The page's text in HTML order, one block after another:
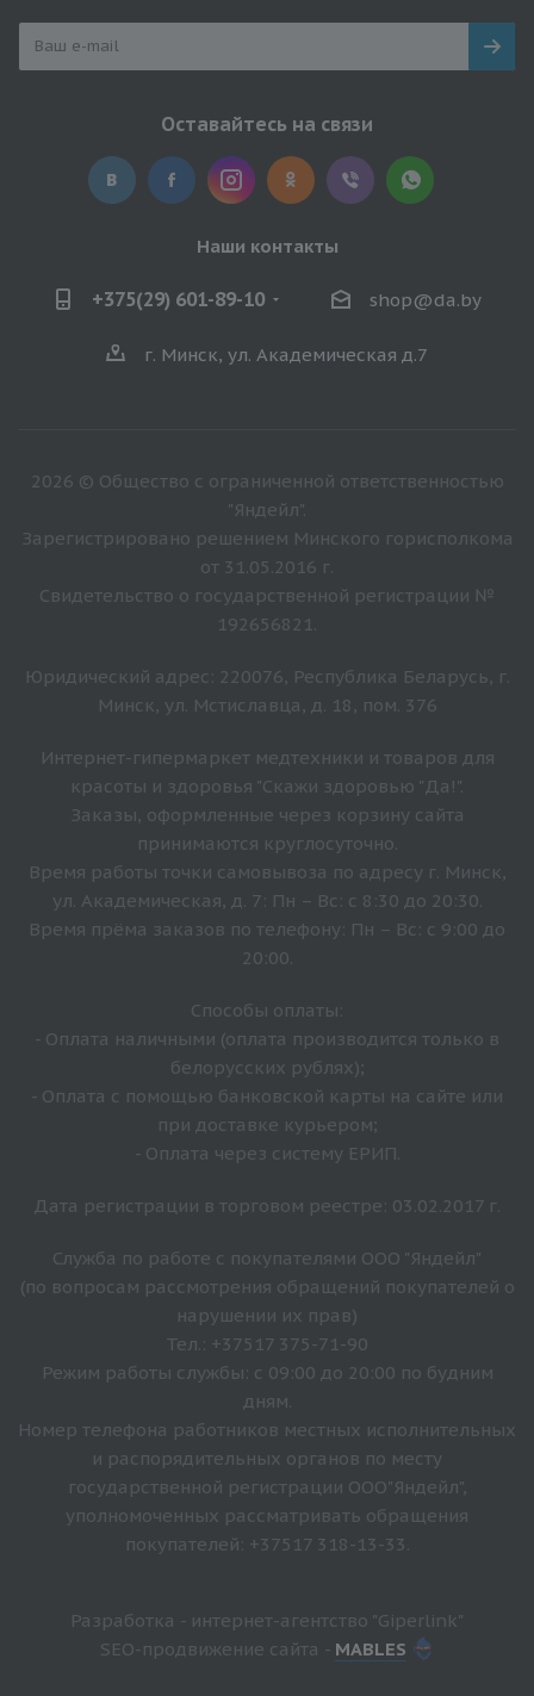
Оставайтесь на связи
Наши контакты
+375(29) 601-89-10 shop@da.by
г. Минск, ул. Академическая д.7
2026 © Общество с ограниченной ответственностью
"Яндейл".
Зарегистрировано решением Минского горисполкома
от 31.05.2016 г.
Свидетельство о государственной регистрации №
192656821.
Юридический адрес: 220076, Республика Беларусь, г.
Минск, ул. Мстиславца, д. 18, пом. 376
Интернет-гипермаркет медтехники и товаров для
красоты и здоровья "Скажи здоровью "Да!".
Заказы, оформленные через корзину сайта
принимаются круглосуточно.
Время работы точки самовывоза по адресу г. Минск,
ул. Академическая, д. 7: Пн – Вс: с 8:30 до 20:30.
Время прёма заказов по телефону: Пн – Вс: с 9:00 до
20:00.
Способы оплаты:
- Оплата наличными (оплата производится только в
белорусских рублях);
- Оплата с помощью банковской карты на сайте или
при доставке курьером;
- Оплата через систему ЕРИП.
Дата регистрации в торговом реестре: 03.02.2017 г.
Служба по работе с покупателями ООО "Яндейл"
(по вопросам рассмотрения обращений покупателей о
нарушении их прав)
Тел.: +37517 375-71-90
Режим работы службы: с 09:00 до 20:00 по будним
дням.
Номер телефона работников местных исполнительных
и распорядительных органов по месту
государственной регистрации ООО"Яндейл",
уполномоченных рассматривать обращения
покупателей: +37517 318-13-33.
Разработка - интернет-агентство "Giperlink"
SEO-продвижение сайта - MABLES